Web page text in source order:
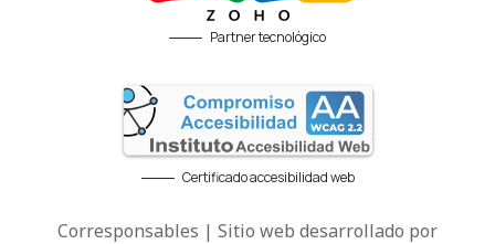
Partner tecnológico
Certificado accesibilidad web
Corresponsables | Sitio web desarrollado por